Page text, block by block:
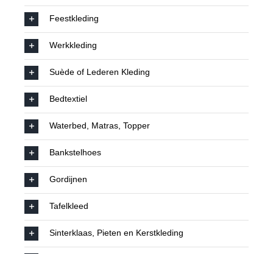
Feestkleding
Werkkleding
Suède of Lederen Kleding
Bedtextiel
Waterbed, Matras, Topper
Bankstelhoes
Gordijnen
Tafelkleed
Sinterklaas, Pieten en Kerstkleding